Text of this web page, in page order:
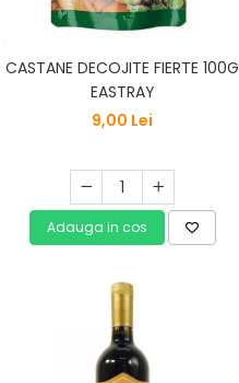
CASTANE DECOJITE FIERTE 100G
EASTRAY
9,00 Lei
Adauga in cos